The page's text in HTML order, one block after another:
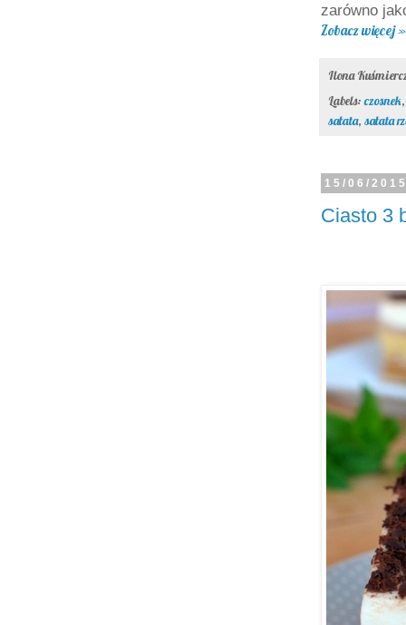
zarówno
Zobacz więcej »
Ilona
Labels:czosnek
sałata, sałata
15/06/
Ciasto 3